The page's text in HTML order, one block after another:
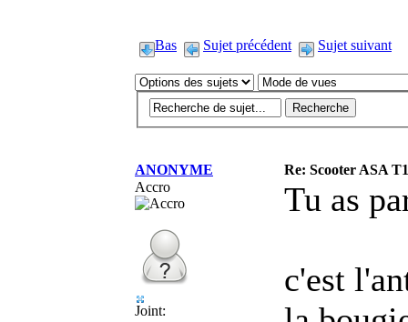
Bas Sujet précédent Sujet suivant
ANONYME
Re: Scooter ASA
Accro
Joint:
Tu as
c'est